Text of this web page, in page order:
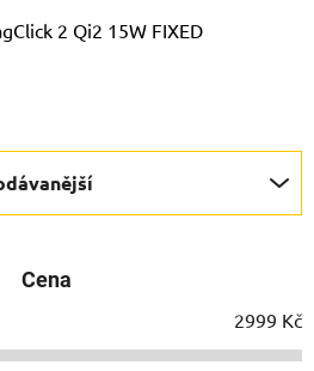
2 Qi2 15W FIXED
Cena
2999 Kč